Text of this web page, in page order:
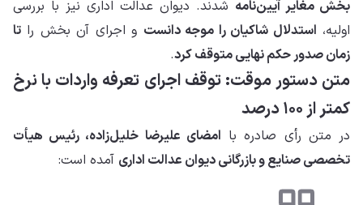
بخش مغایر آیین‌نامه شدند. دیوان عدالت اداری نیز با بررسی
اولیه، استدلال شاکیان را موجه دانست و اجرای آن بخش را تا
زمان صدور حکم نهایی متوقف کرد.
متن دستور موقت: توقف اجرای تعرفه واردات با نرخ
کمتر از ۱۰۰ درصد
در متن رأی صادره با امضای علیرضا خلیل‌زاده، رئیس هیأت
تخصصی صنایع و بازرگانی دیوان عدالت اداری آمده است: